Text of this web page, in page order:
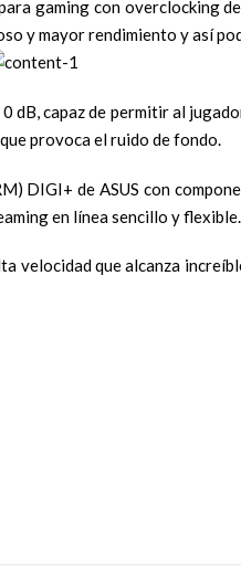
gaming con overclocking
y mayor rendimiento y así
dB, capaz de permitir al
provoca el ruido de fondo.
DIGI+ de ASUS con
en línea sencillo y flexible.
velocidad que alcanza